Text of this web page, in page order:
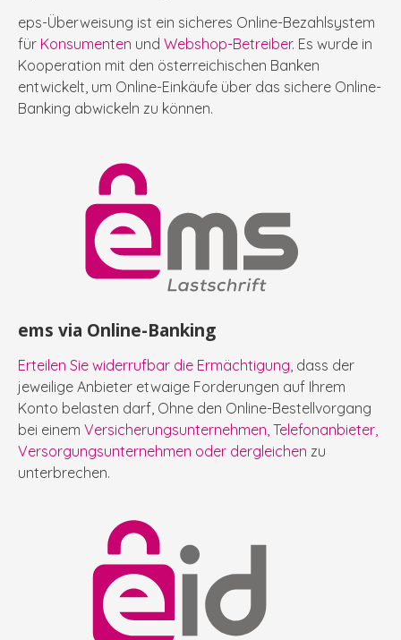
eps-Überweisung ist ein sicheres Online-Bezahlsystem
für Konsumenten und Webshop-Betreiber. Es wurde in
Kooperation mit den österreichischen Banken
entwickelt, um Online-Einkäufe über das sichere Online-
Banking abwickeln zu können.
ems via Online-Banking
Erteilen Sie widerrufbar die Ermächtigung, dass der
jeweilige Anbieter etwaige Forderungen auf Ihrem
Konto belasten darf, Ohne den Online-Bestellvorgang
bei einem Versicherungsunternehmen, Telefonanbieter,
Versorgungsunternehmen oder dergleichen zu
unterbrechen.